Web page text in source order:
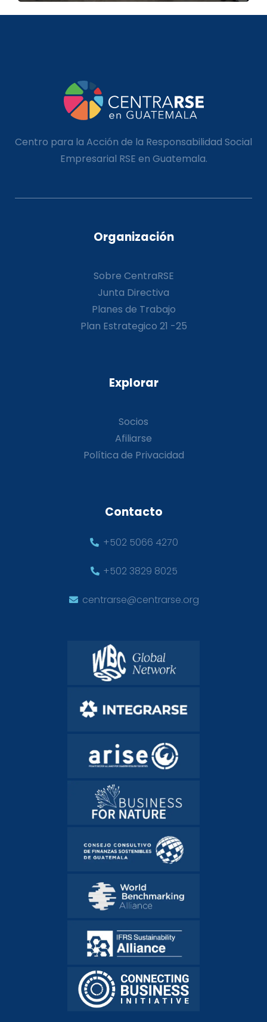
Centro para la Acción de la Responsabilidad Social
Empresarial RSE en Guatemala.
Organización
Sobre CentraRSE
Junta Directiva
Planes de Trabajo
Plan Estrategico 21 -25
Explorar
Socios
Afiliarse
Política de Privacidad
Contacto
+502 5066 4270
+502 3829 8025
centrarse@centrarse.org